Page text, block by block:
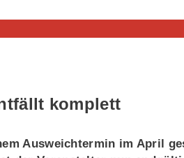
komplett
Ausweichtermin im April